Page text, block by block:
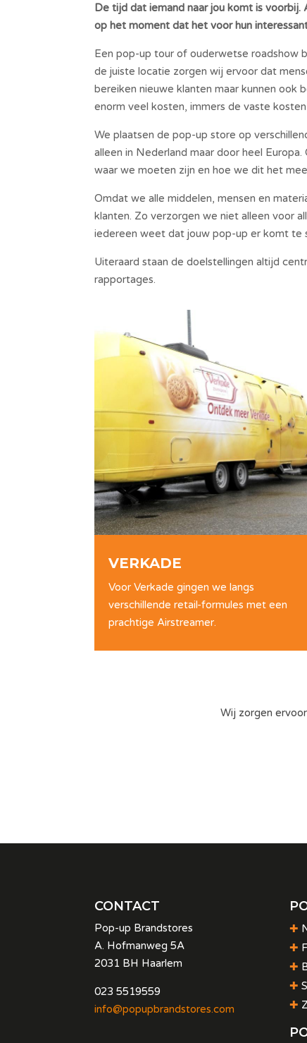
De tijd dat iemand naar jou komt is
op het moment dat het voor hun
Een pop-up tour of ouderwetse roadshow
de juiste locatie zorgen wij ervoor dat
bereiken nieuwe klanten maar kunnen ook
enorm veel kosten, immers de vaste
We plaatsen de pop-up store op
alleen in Nederland maar door heel
waar we moeten zijn en hoe we dit het
Omdat we alle middelen, mensen en
klanten. Zo verzorgen we niet alleen voor
iedereen weet dat jouw pop-up er komt te
Uiteraard staan de doelstellingen altijd
rapportages.
VERKADE
Voor Verkade gingen we langs
verschillende retail-formules met een
prachtige Airstreamer.
Wij zorgen
CONTACT
Pop-up Brandstores
A. Hofmanweg 5A
2031 BH Haarlem
023 5519559
info@popupbrandstores.com
✚
✚
✚
✚
✚